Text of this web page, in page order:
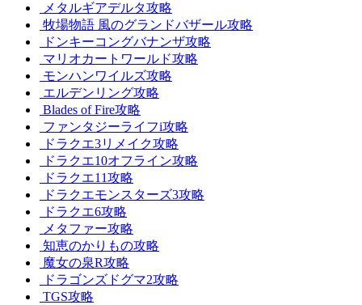
メタルギアデルタ攻略
牧場物語 風のグランドバザール攻略
ドンキーコングバナンザ攻略
マリオカートワールド攻略
モンハンワイルズ攻略
エルデンリング攻略
Blades of Fire攻略
ファンタジーライフi攻略
ドラクエ3リメイク攻略
ドラクエ10オフライン攻略
ドラクエ11攻略
ドラクエモンスターズ3攻略
ドラクエ6攻略
メタファー攻略
知恵のかりもの攻略
魔女の泉R攻略
ドラゴンズドグマ2攻略
TGS攻略